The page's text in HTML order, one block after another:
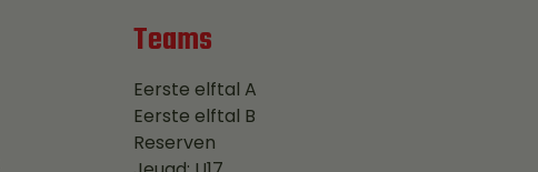
Teams
Eerste elftal A
Eerste elftal B
Reserven